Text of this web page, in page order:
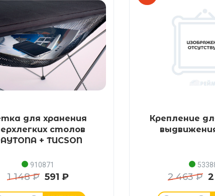
для хранения
столов
+ TUCSON
910871
1 148 ₽ 591 ₽
Крепление
2 463 ₽